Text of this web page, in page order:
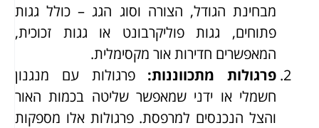
מבחינת הגודל, הצורה וסוג הגג – כולל גגות
פתוחים, גגות פוליקרבונט או גגות זכוכית,
המאפשרים חדירות אור מקסימלית.
פרגולות מתכווננות: פרגולות עם מנגנון
חשמלי או ידני שמאפשר שליטה בכמות האור
והצל הנכנסים למרפסת. פרגולות אלו מספקות